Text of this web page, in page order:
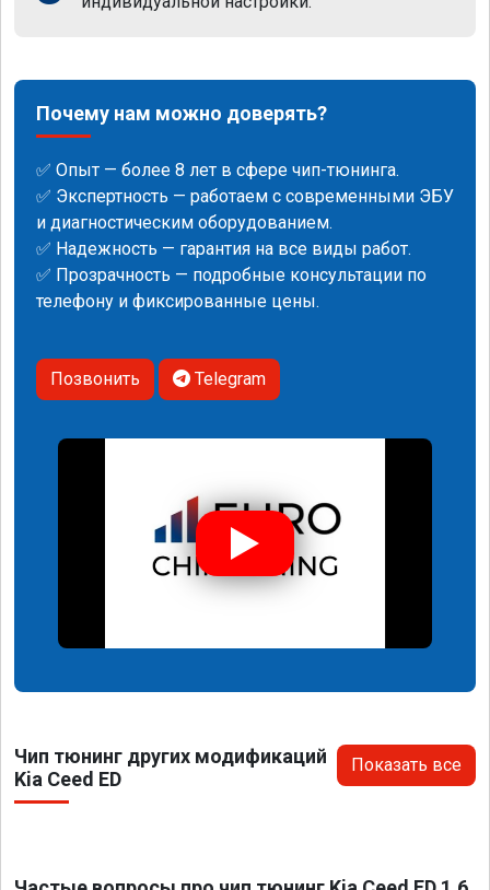
Почему нам можно доверять?
✅ Опыт — более 8 лет в сфере чип-тюнинга.
✅ Экспертность — работаем с современными ЭБУ
и диагностическим оборудованием.
✅ Надежность — гарантия на все виды работ.
✅ Прозрачность — подробные консультации по
телефону и фиксированные цены.
Позвонить Telegram
Чип тюнинг других модификаций
Kia Ceed ED
Показать все